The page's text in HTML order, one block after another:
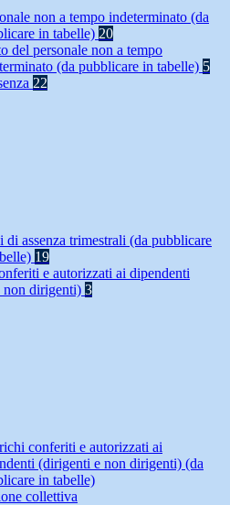
non a tempo indeterminato (da
in tabelle) 20
del personale non a tempo
(da pubblicare in tabelle) 5
22
di assenza trimestrali (da pubblicare
19
e autorizzati ai dipendenti
non dirigenti) 3
conferiti e autorizzati ai
(dirigenti e non dirigenti) (da
in tabelle)
collettiva